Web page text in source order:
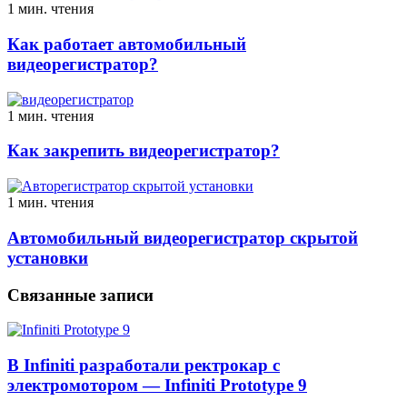
1 мин. чтения
Как работает автомобильный
видеорегистратор?
1 мин. чтения
Как закрепить видеорегистратор?
1 мин. чтения
Автомобильный видеорегистратор скрытой
установки
Связанные записи
В Infiniti разработали ректрокар с
электромотором — Infiniti Prototype 9